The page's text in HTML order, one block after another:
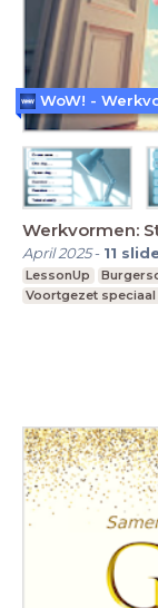
Werkvormen:
April 2025- 11
LessonUp
Voortgezet
WoW! -